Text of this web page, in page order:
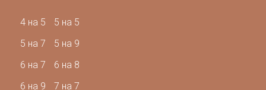
4 на 5
5 на 5
5 на 7
5 на 9
6 на 7
6 на 8
6 на 9
7 на 7